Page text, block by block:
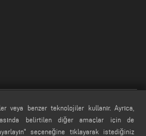
benzer teknolojiler kullanır. Ayrıca,
belirtilen diğer amaçlar için de
seçeneğine tıklayarak istediğiniz